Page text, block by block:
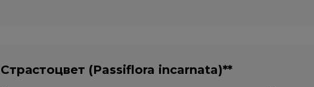
Страстоцвет (Passiflora incarnata)**